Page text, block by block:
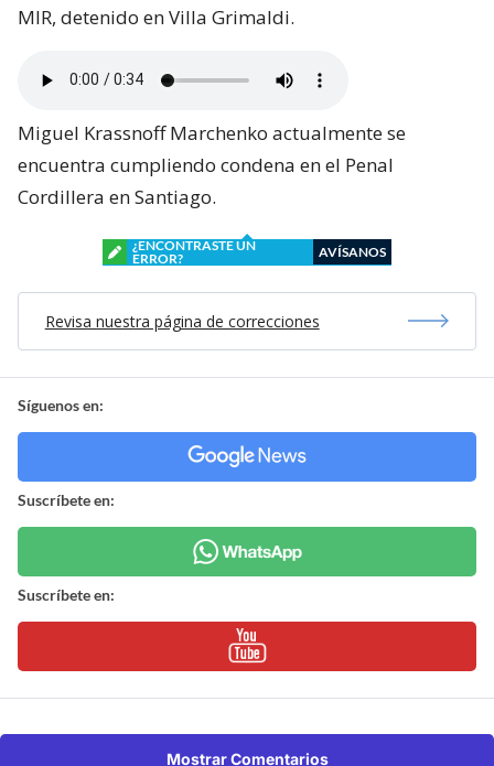
MIR, detenido en Villa Grimaldi.
Miguel Krassnoff Marchenko actualmente se
encuentra cumpliendo condena en el Penal
Cordillera en Santiago.
¿ENCONTRASTE UN
ERROR?
AVÍSANOS
Revisa nuestra página de correcciones
Síguenos en:
Suscríbete en:
Suscríbete en:
Mostrar Comentarios